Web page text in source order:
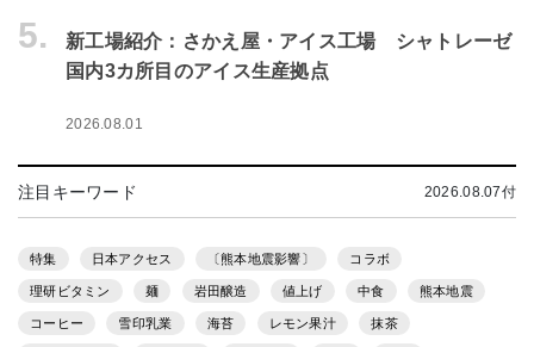
5.
新工場紹介：さかえ屋・アイス工場 シャトレーゼ
国内3カ所目のアイス生産拠点
2026.08.01
注目キーワード 2026.08.07付
特集 日本アクセス 〔熊本地震影響〕 コラボ
理研ビタミン 麺 岩田醸造 値上げ 中食 熊本地震
コーヒー 雪印乳業 海苔 レモン果汁 抹茶